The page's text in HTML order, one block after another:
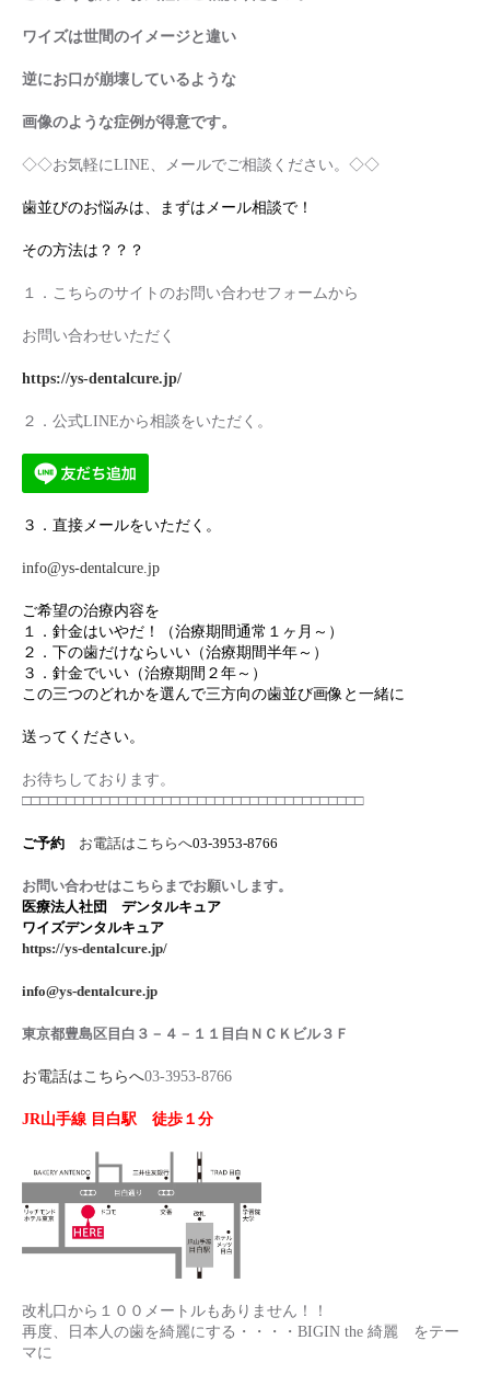
ワイズは世間のイメージと違い
逆にお口が崩壊しているような
画像のような症例が得意です。
◇◇お気軽にLINE、メールでご相談ください。◇◇
歯並びのお悩みは、まずはメール相談で！
その方法は？？？
１．こちらのサイトのお問い合わせフォームから
お問い合わせいただく
https://ys-dentalcure.jp/
２．公式LINEから相談をいただく。
３．直接メールをいただく。
info@ys-dentalcure.jp
ご希望の治療内容を
１．針金はいやだ！（治療期間通常１ヶ月～）
２．下の歯だけならいい（治療期間半年～）
３．針金でいい（治療期間２年～）
この三つのどれかを選んで三方向の歯並び画像と一緒に
送ってください。
お待ちしております。
□□□□□□□□□□□□□□□□□□□□□□□□□□□□□□□□□□□□□□□
ご予約 お電話はこちらへ03-3953-8766
お問い合わせはこちらまでお願いします。
医療法人社団 デンタルキュア
ワイズデンタルキュア
https://ys-dentalcure.jp/
info@ys-dentalcure.jp
東京都豊島区目白３－４－１１目白ＮＣＫビル３Ｆ
お電話はこちらへ03-3953-8766
JR山手線 目白駅 徒歩１分
改札口から１００メートルもありません！！
再度、日本人の歯を綺麗にする・・・・BIGIN the 綺麗 をテー
マに